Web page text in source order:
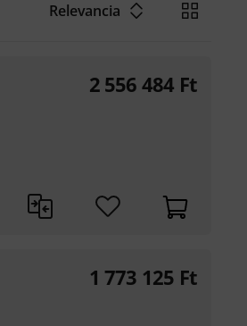
Relevancia
2 556 484 Ft
1 773 125 Ft